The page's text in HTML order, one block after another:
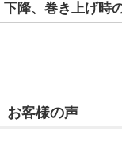
下降、巻き上げ時
お客様の声